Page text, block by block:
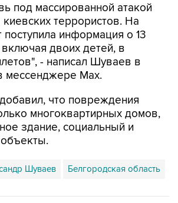
информация о 13
двоих детей, в
- написал Шуваев в
мессенджере Max.
что повреждения
здание, социальный и
Шуваев